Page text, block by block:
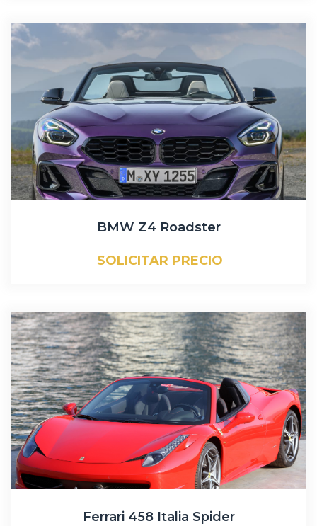
BMW Z4 Roadster
SOLICITAR PRECIO
Ferrari 458 Italia Spider